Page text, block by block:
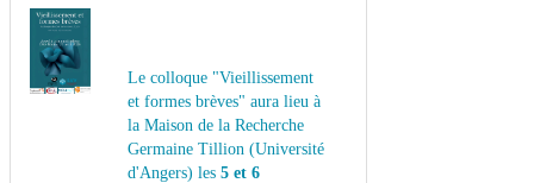
Le colloque "Vieillissement
et formes brèves" aura lieu à
la Maison de la Recherche
Germaine Tillion (Université
d'Angers) les 5 et 6